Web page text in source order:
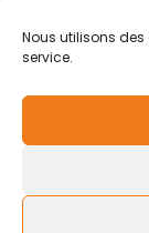
Nous utilisons des
service.